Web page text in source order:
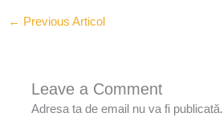
← Previous Articol
Leave a Comment
Adresa ta de email nu va fi publicată.